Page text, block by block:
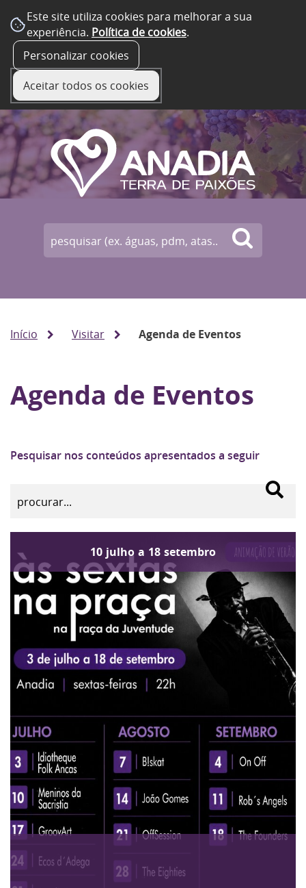
Este site utiliza cookies para melhorar a sua
experiência. Política de cookies.
Personalizar cookies
Aceitar todos os cookies
Início Visitar Agenda de Eventos
Agenda de Eventos
Pesquisar nos conteúdos apresentados a seguir
10 julho a 18 setembro